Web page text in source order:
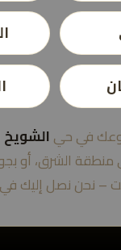
في حيالشويخ
الشرق، أو
– نحن نصل إليك